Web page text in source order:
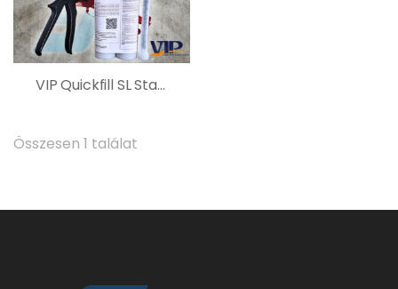
VIP Quickfill SL Standard
Összesen 1 találat